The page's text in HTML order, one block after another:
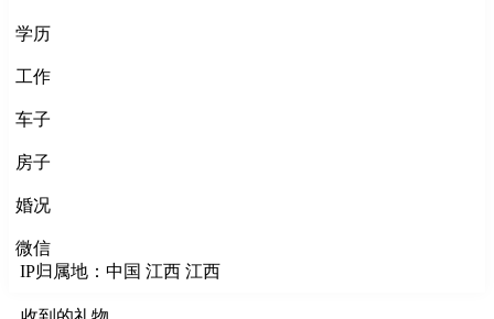
学历
工作
车子
房子
婚况
微信
IP归属地：中国 江西 江西